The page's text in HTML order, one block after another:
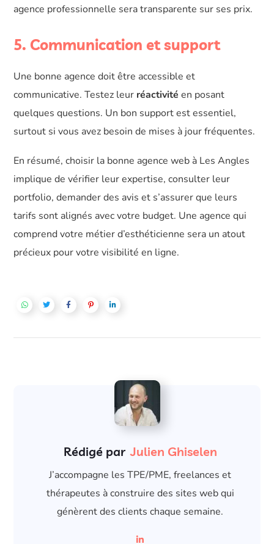
agence professionnelle sera transparente sur ses prix.
5. Communication et support
Une bonne agence doit être accessible et
communicative. Testez leur réactivité en posant
quelques questions. Un bon support est essentiel,
surtout si vous avez besoin de mises à jour fréquentes.
En résumé, choisir la bonne agence web à Les Angles
implique de vérifier leur expertise, consulter leur
portfolio, demander des avis et s’assurer que leurs
tarifs sont alignés avec votre budget. Une agence qui
comprend votre métier d’esthéticienne sera un atout
précieux pour votre visibilité en ligne.
Rédigé par Julien Ghiselen
J’accompagne les TPE/PME, freelances et
thérapeutes à construire des sites web qui
génèrent des clients chaque semaine.